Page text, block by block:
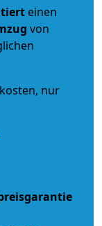
einen
von
nur